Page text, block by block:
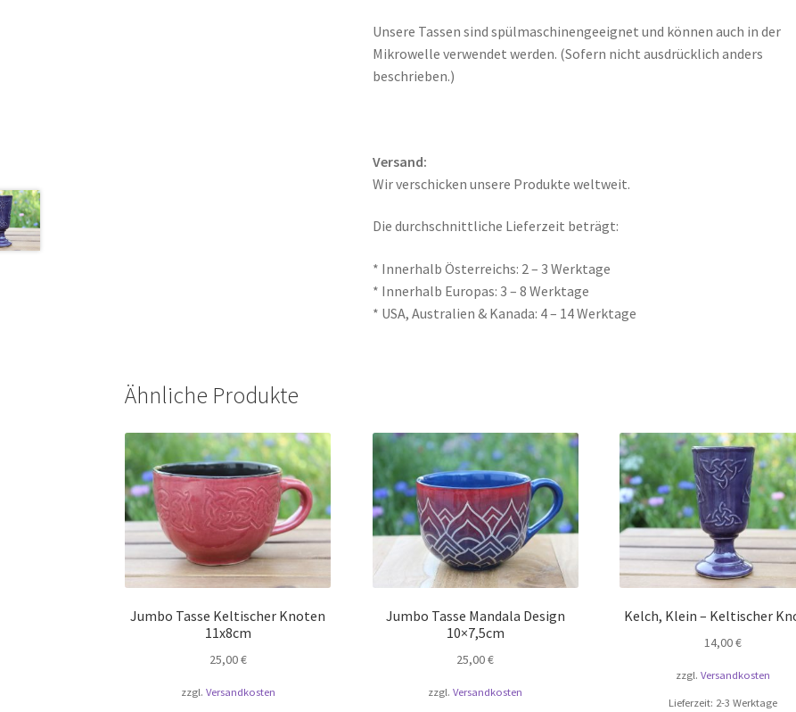
Unsere Tassen sind spülmaschinengeeignet und können auch in der
Mikrowelle verwendet werden. (Sofern nicht ausdrücklich anders
beschrieben.)
Versand:
Wir verschicken unsere Produkte weltweit.
Die durchschnittliche Lieferzeit beträgt:
* Innerhalb Österreichs: 2 – 3 Werktage
* Innerhalb Europas: 3 – 8 Werktage
* USA, Australien & Kanada: 4 – 14 Werktage
Ähnliche Produkte
Jumbo Tasse Keltischer Knoten
11x8cm
25,00€
zzgl. Versandkosten
Jumbo Tasse Mandala Design
10×7,5cm
25,00€
zzgl.Versandkosten
Kelch, Klein – Keltischer
14,00€
zzgl. Versandkosten
Lieferzeit: 2-3 Werktage